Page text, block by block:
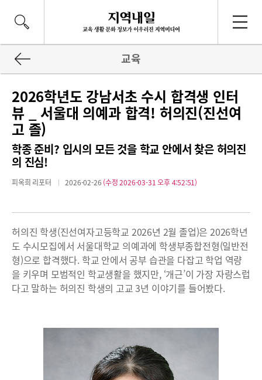
교육
2026학년도 강남서초 수시 합격생 인터
뷰 _ 서울대 의예과 합격! 허의진(진선여
고 졸)
학종 준비? 입시의 모든 것을 학교 안에서 찾은 허의진
의 진심!
피옥희 리포터 2026-02-26 (수정 2026-03-31 오후 4:52:51)
허의진 학생(진선여자고등학교 2026년 2월 졸업)은 2026학년
도 수시모집에서 서울대학교 의예과에 학생부종합전형(일반전
형)으로 합격했다. 학교 안에서 공부 습관을 다잡고 학업 역량
을 키우며 모범적인 학교생활을 했지만, ‘개근’이 가장 자랑스럽
다고 말하는 허의진 학생의 고교 3년 이야기를 들어봤다.